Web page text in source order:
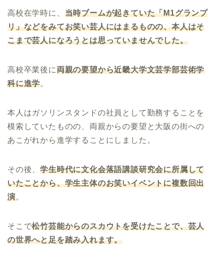
高校在学時に、 当時ブームが起きていた「M1グランプ
リ」などをみてお笑い芸人にはまるものの、本人はそ
こまで芸人になろうとは思っていませんでした。
高校卒業後に両親の要望から近畿大学文芸学部芸術学
科に進学。
本人はガソリンスタンドの社員として勤務することを
模索していたものの、両親からの要望と大阪の街への
あこがれから進学することにしました。
その後、学生時代に文化会落語講談研究会に所属して
いたことから、学生主体のお笑いイベントに複数回出
演。
そこで松竹芸能からのスカウトを受けたことで、芸人
の世界へと足を踏み入れます。